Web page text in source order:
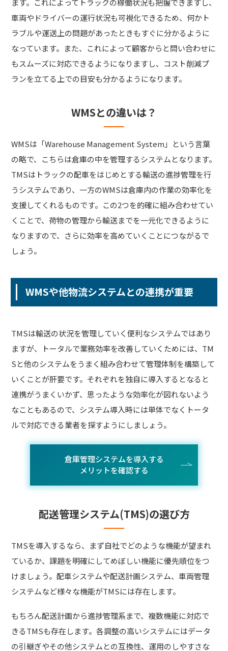
ます。これによってトラックの稼働状況も把握できますし、
車両やドライバーの運行状況も可視化できるため、何かト
ラブルや運送上の問題があったときもすぐに分かるように
なっています。また、これによって顧客からと問い合わせに
もスムーズに対応できるようになりますし、コスト削減プ
ランを立てる上での目安も分かるようになります。
WMSとの違いは？
WMSは「Warehouse Management System」という言葉
の略で、こちらは倉庫の中を管理するシステムとなります。
TMSはトラックの配車をはじめとする輸送の進捗管理を行
うシステムであり、一方のWMSは倉庫内の作業の効率化を
支援してくれるものです。この2つを的確に組み合わせてい
くことで、荷物の管理から輸送までを一元化できるように
なりますので、さらに効率を高めていくことにつながるで
しょう。
WMSや他物流システムとの連携が重要
TMSは輸送の状況を管理していく便利なシステムではあり
ますが、トータルで業務効率を改善していくためには、TM
Sと他のシステムをうまく組み合わせて管理体制を構築して
いくことが肝要です。それぞれを独自に導入するとなると
連携がうまくいかず、思ったような効率化が図れないよう
なこともあるので、システム導入時には単体でなくトータ
ルで対応できる業者を探すようにしましょう。
倉庫管理システムを導入する
メリットを確認する
配送管理システム(TMS)の選び方
TMSを導入するなら、まず自社でどのような機能が望まれ
ているか、課題を明確にしてめぼしい機能に優先順位をつ
けましょう。配車システムや配送計画システム、車両管理
システムなど様々な機能がTMSには存在します。
もちろん配送計画から進捗管理系まで、複数機能に対応で
きるTMSも存在します。各調整の高いシステムにはデータ
の引継ぎやその他システムとの互換性、運用のしやすさな